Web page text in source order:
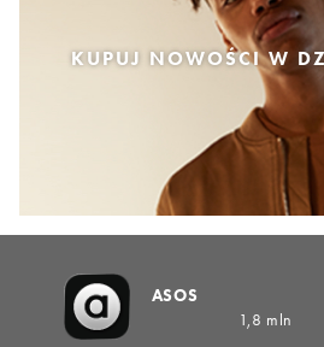
KUPUJ NOWOŚCI W
ASOS
1,8 mln